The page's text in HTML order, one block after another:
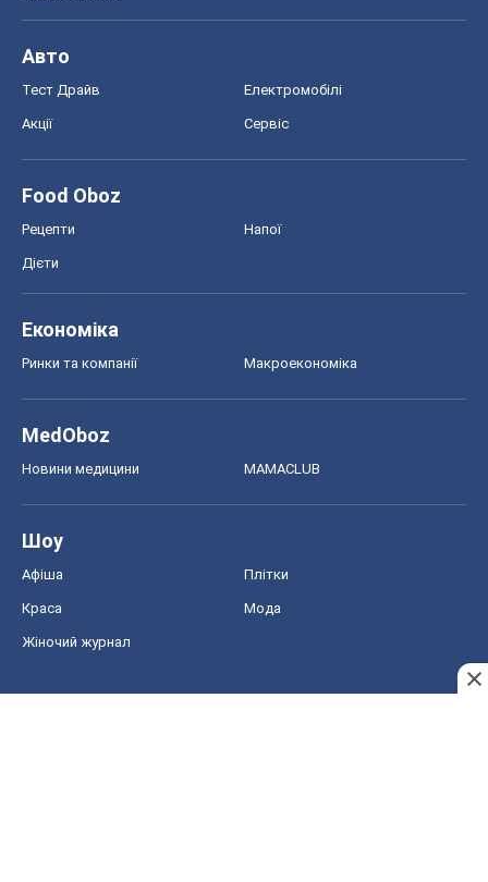
Авто
Тест Драйв Електромобілі
Акції Сервіс
Food Oboz
Рецепти Напої
Дієти
Економіка
Ринки та компанії Макроекономіка
MedOboz
Новини медицини MAMACLUB
Шоу
Афіша Плітки
Краса Мода
Жіночий журнал